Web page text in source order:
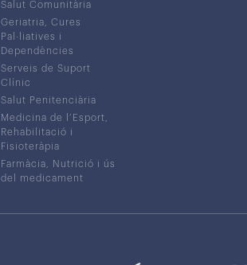
Salut Comunitària
Geriatria, Cures
Pal·liatives i
Dependències
Serveis de Suport
Clínic
Salut Penitenciària
Medicina de l’Esport,
Rehabilitació i
Fisioteràpia
Farmàcia, Nutrició i ús
del medicament